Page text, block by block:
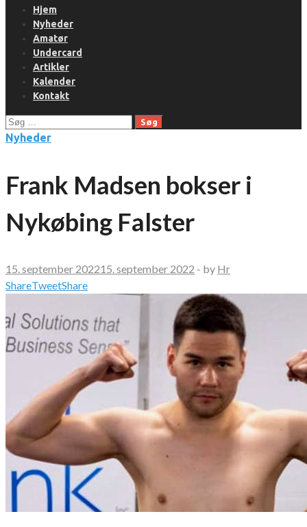
Hjem
Nyheder
Amatør
Undercard
Artikler
Kalender
Kontakt
Søg
efter:
Nyheder
Frank Madsen bokser i
Nykøbing Falster
15. september 202215. september 2022 - by Hr
ShareTweetShare